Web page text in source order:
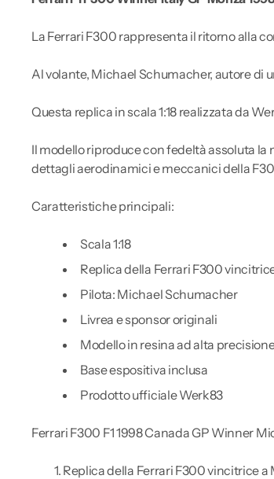
La Ferrari F300 rappresenta il ritorno alla
Al volante, Michael Schumacher, autore di
Questa replica in scala 1:18 realizzata da
Il modello riproduce con fedeltà assoluta la
dettagli aerodinamici e meccanici della
Caratteristiche principali:
Scala 1:18
Replica della Ferrari F300
Pilota: Michael Schumacher
Livrea e sponsor originali
Modello in resina ad alta
Base espositiva inclusa
Prodotto ufficiale Werk83
Ferrari F300 F1 1998 Canada GP Winner
Replica della Ferrari F300 vincitrice a